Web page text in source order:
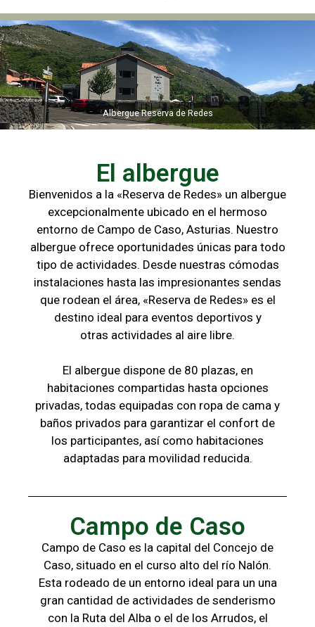
Albergue Reserva de Redes
El albergue
Bienvenidos a la «Reserva de Redes» un albergue
excepcionalmente ubicado en el hermoso
entorno de Campo de Caso, Asturias. Nuestro
albergue ofrece oportunidades únicas para todo
tipo de actividades. Desde nuestras cómodas
instalaciones hasta las impresionantes sendas
que rodean el área, «Reserva de Redes» es el
destino ideal para eventos deportivos y
otras actividades al aire libre.
El albergue dispone de 80 plazas, en
habitaciones compartidas hasta opciones
privadas, todas equipadas con ropa de cama y
baños privados para garantizar el confort de
los participantes, así como habitaciones
adaptadas para movilidad reducida.
Campo de Caso
Campo de Caso es la capital del Concejo de
Caso, situado en el curso alto del río Nalón.
Esta rodeado de un entorno ideal para un una
gran cantidad de actividades de senderismo
con la Ruta del Alba o el de los Arrudos, el